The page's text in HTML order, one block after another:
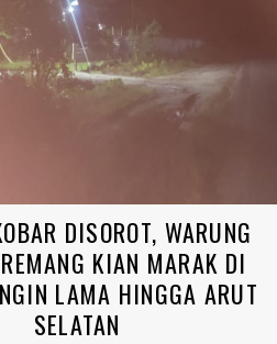
DISOROT, WARUNG
KIAN MARAK DI
LAMA HINGGA ARUT
SELATAN